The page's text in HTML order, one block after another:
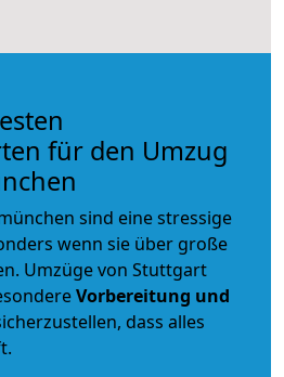
für den Umzug
sind eine stressige
wenn sie über große
Umzüge von Stuttgart
Vorbereitung und
dass alles